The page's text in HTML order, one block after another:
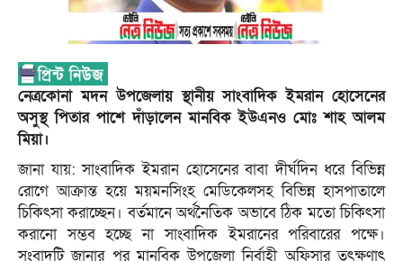
নেত্রকোনা মদন উপজেলায় স্থানীয় সাংবাদিক ইমরান হোসেনের
অসুস্থ পিতার পাশে দাঁড়ালেন মানবিক ইউএনও মোঃ শাহ আলম
মিয়া।
জানা যায়: সাংবাদিক ইমরান হোসেনের বাবা দীর্ঘদিন ধরে বিভিন্ন
রোগে আক্রান্ত হয়ে ময়মনসিংহ মেডিকেলসহ বিভিন্ন হাসপাতালে
চিকিৎসা করাচ্ছেন। বর্তমানে অর্থনৈতিক অভাবে ঠিক মতো চিকিৎসা
করানো সম্ভব হচ্ছে না সাংবাদিক ইমরানের পরিবারের পক্ষে।
সংবাদটি জানার পর মানবিক উপজেলা নির্বাহী অফিসার তৎক্ষণাৎ